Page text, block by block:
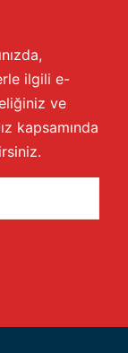
ilgili e-
ve
kapsamında